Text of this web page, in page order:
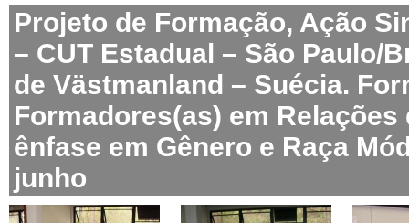
Projeto de Formação, Ação
– CUT Estadual – São Paulo/
de Västmanland – Suécia.
Formadores(as) em Relações
ênfase em Gênero e Raça
junho